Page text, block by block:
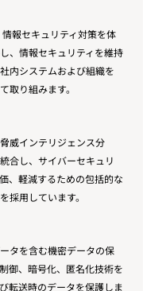
報セキュリティ対策を体
、情報セキュリティを維持
内システムおよび組織を
取り組みます。
威インテリジェンス分
合し、サイバーセキュリ
、軽減するための包括的な
採用しています。
タを含む機密データの保
御、暗号化、匿名化技術を
転送時のデータを保護しま